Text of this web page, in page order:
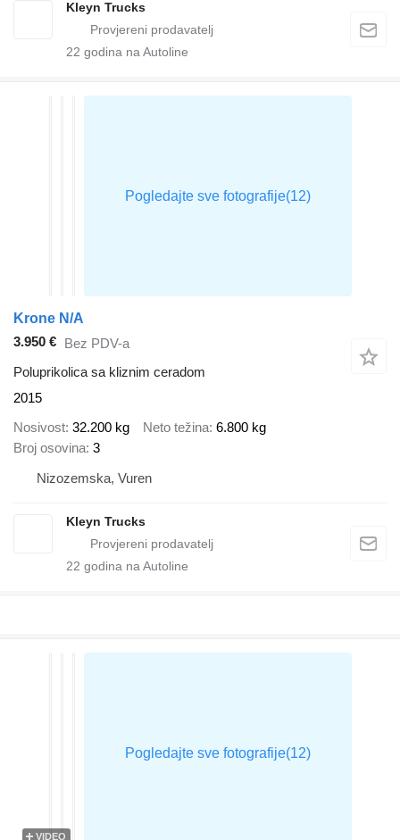
Kleyn Trucks
22 godina na Autoline
Krone N/A
3.950 € Bez PDV-a
Poluprikolica sa kliznim ceradom
2015
Nosivost 32.200 kg Neto težina 6.800 kg
Broj osovina 3
Nizozemska, Vuren
Kleyn Trucks
22 godina na Autoline
VIDEO